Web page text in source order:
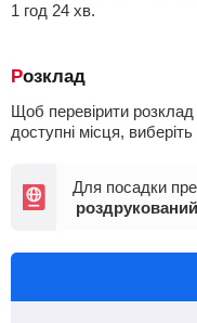
1 год 24 хв.
Розклад
Щоб перевірити
доступні місця,
Для посадки